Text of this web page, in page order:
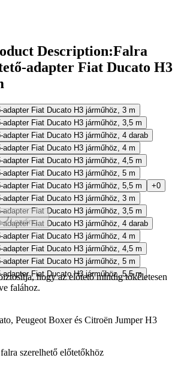
Description:Falra
adapter Fiat Ducato H3
adapter Fiat Ducato H3 járműhöz, 3 m
adapter Fiat Ducato H3 járműhöz, 3,5 m
adapter Fiat Ducato H3 járműhöz, 4 darab
adapter Fiat Ducato H3 járműhöz, 4 m
adapter Fiat Ducato H3 járműhöz, 4,5 m
adapter Fiat Ducato H3 járműhöz, 5 m
adapter Fiat Ducato H3 járműhöz, 5,5 m
+0
adapter Fiat Ducato H3 járműhöz, 3 m
Fiat Ducato H3 járműhöz, 3,5 m
adapter Fiat Ducato H3 járműhöz, 4 darab
adapter Fiat Ducato H3 járműhöz, 4 m
adapter Fiat Ducato H3 járműhöz, 4,5 m
Fiat Ducato H3 járműhöz, 5 m
Fiat Ducato H3 járműhöz, 5,5 m
Loading...
hogy az előtető mindig tökéletesen
falához.
Peugeot Boxer és Citroën Jumper H3
szerelhető előtetőkhöz